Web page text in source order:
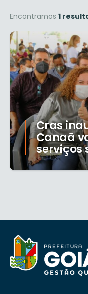
Encontramos 1
Cras
Canaã
serviços